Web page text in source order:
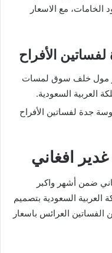
الخامات، مع الاسعار
الأفراح
مول خلف سوق لمسات
العربية السعودية.
جدة لفساتين الأفراح
افغاني
ضمن أشهر واكبر
السعودية بتصميم
العرائس باسعار